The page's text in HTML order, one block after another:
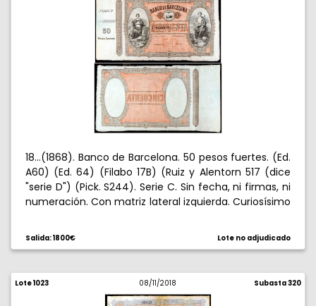
18...(1868). Banco de Barcelona. 50 pesos fuertes. (Ed.
A60) (Ed. 64) (Filabo 17B) (Ruiz y Alentorn 517 (dice
"serie D") (Pick. S244). Serie C. Sin fecha, ni firmas, ni
numeración. Con matriz lateral izquierda. Curiosísimo
mientras que en la matriz indica "SERIE D". Leve
defecto de papel en la parte superior. Rarísimo. S/C-.
Salida: 1800€ Lote no adjudicado
Lote 1023 08/11/2018 Subasta 320